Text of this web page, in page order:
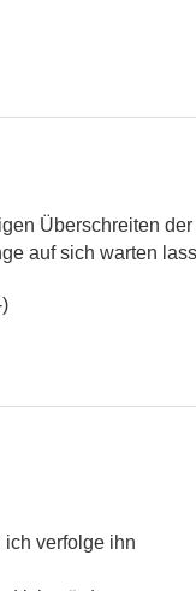
Überschreiten
auf sich warten
verfolge ihn